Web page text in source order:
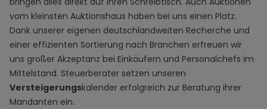
vom kleinsten Auktionshaus haben bei uns einen Platz.
Dank unserer eigenen deutschlandweiten Recherche und
einer effizienten Sortierung nach Branchen erfreuen wir
uns großer Akzeptanz bei Einkäufern und Personalchefs im
Mittelstand. Steuerberater setzen unseren
Versteigerungskalender erfolgreich zur Beratung ihrer
Mandanten ein.